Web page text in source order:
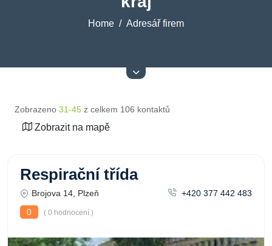
Home Adresář firem
Zobrazeno 31-45 z celkem 106 kontaktů
Zobrazit na mapě
Respirační třída
Brojova 14, Plzeň
+420 377 442 483
0
( 0 hodnocení )